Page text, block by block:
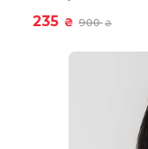
235 ₴ 900₴